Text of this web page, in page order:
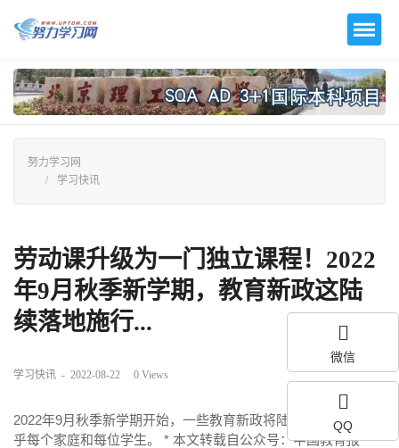
努力学习网
学习快讯
劳动课升级为一门独立课程！2022
年9月秋季新学期，教育新政这陆
续落地施行...
学习快讯 - 2022-08-22 0 Views
2022年9月秋季新学期开始，一些教育新政将陆续落地施行，关
乎每个家庭和每位学生。 * 本文转载自公众号：中国教育报
微信
QQ